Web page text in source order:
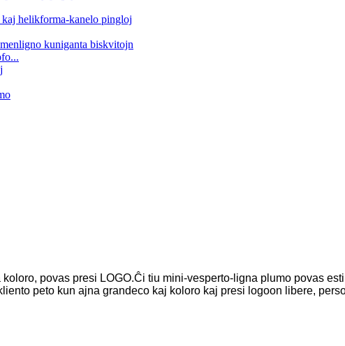
povas presi LOGO.Ĉi tiu mini-vesperto-ligna plumo povas
peto kun ajna grandeco kaj koloro kaj presi logoon libere,